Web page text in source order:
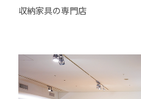
収納家具の専門店